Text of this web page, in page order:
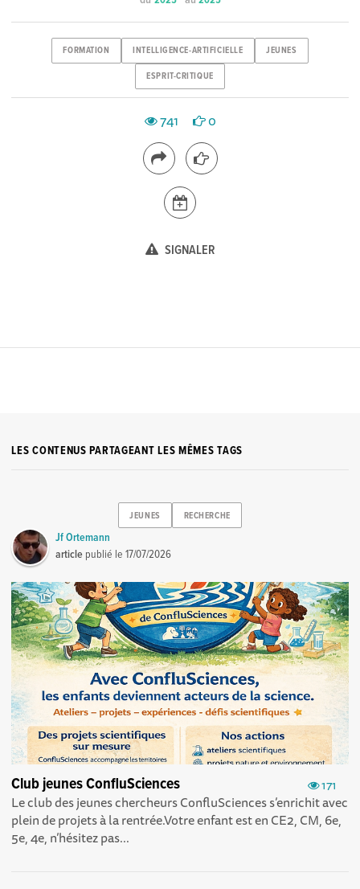
FORMATION INTELLIGENCE-ARTIFICIELLE JEUNES
ESPRIT-CRITIQUE
741 0
SIGNALER
LES CONTENUS PARTAGEANT LES MÊMES TAGS
JEUNES RECHERCHE
Jf Ortemann
article publié le17/07/2026
171
Club jeunes ConfluSciences
Le club des jeunes chercheurs ConfluSciences s’enrichit avec
plein de projets à la rentrée.Votre enfant est en CE2, CM, 6e,
5e, 4e, n’hésitez pas...